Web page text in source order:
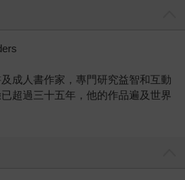
成人書作家，專門研究益智和互動
超過三十五年，他的作品遍及世界